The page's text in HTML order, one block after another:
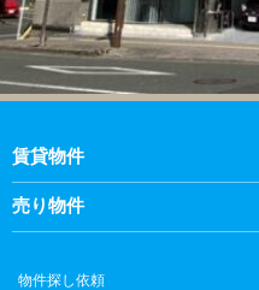
賃貸物件
売り物件
物件探し依頼